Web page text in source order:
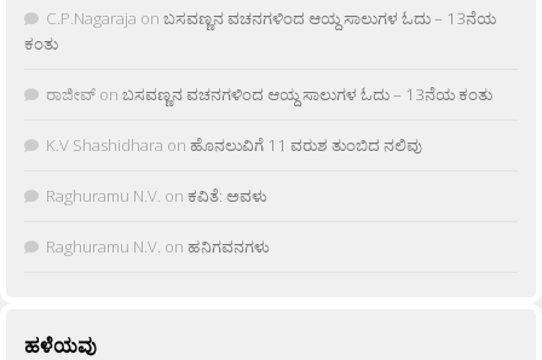
C.P.Nagaraja on ಬಸವಣ್ಣನ ವಚನಗಳಿಂದ ಆಯ್ದ ಸಾಲುಗಳ ಓದು – 13ನೆಯ
ಕಂತು
ರಾಜೀವ್ on ಬಸವಣ್ಣನ ವಚನಗಳಿಂದ ಆಯ್ದ ಸಾಲುಗಳ ಓದು – 13ನೆಯ ಕಂತು
K.V Shashidhara on ಹೊನಲುವಿಗೆ 11 ವರುಶ ತುಂಬಿದ ನಲಿವು
Raghuramu N.V. on ಕವಿತೆ: ಅವಳು
Raghuramu N.V. on ಹನಿಗವನಗಳು
ಹಳೆಯವು